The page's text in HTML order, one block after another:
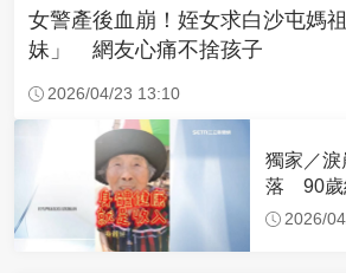
女警產後血崩！姪女求白沙屯媽
妹」 網友心痛不捨孩子
2026/04/23 13:10
獨家／淚
落 90歲
幕2026/